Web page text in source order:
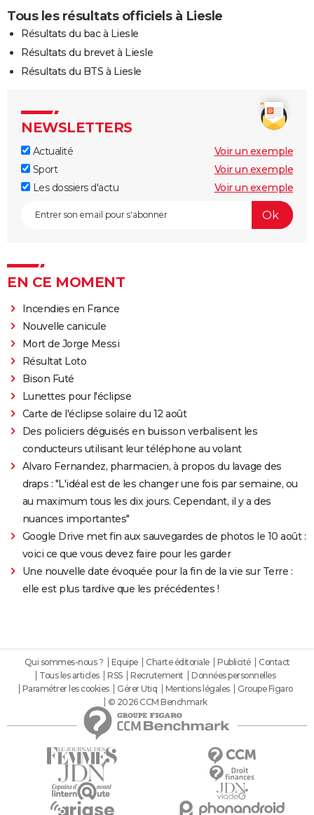
Tous les résultats officiels à Liesle
Résultats du bac à Liesle
Résultats du brevet à Liesle
Résultats du BTS à Liesle
NEWSLETTERS
Actualité
Voir un exemple
Sport
Voir un exemple
Les dossiers d'actu
Voir un exemple
EN CE MOMENT
Incendies en France
Nouvelle canicule
Mort de Jorge Messi
Résultat Loto
Bison Futé
Lunettes pour l'éclipse
Carte de l'éclipse solaire du 12 août
Des policiers déguisés en buisson verbalisent les
conducteurs utilisant leur téléphone au volant
Alvaro Fernandez, pharmacien, à propos du lavage des
draps : "L'idéal est de les changer une fois par semaine, ou
au maximum tous les dix jours. Cependant, il y a des
nuances importantes"
Google Drive met fin aux sauvegardes de photos le 10 août :
voici ce que vous devez faire pour les garder
Une nouvelle date évoquée pour la fin de la vie sur Terre :
elle est plus tardive que les précédentes !
Qui sommes-nous ? Equipe Charte éditoriale Publicité
Contact
Tous les articles
RSS Recrutement
Données personnelles
Paramétrer les cookies
Gérer Utiq Mentions légales
Groupe Figaro
© 2026 CCM Benchmark